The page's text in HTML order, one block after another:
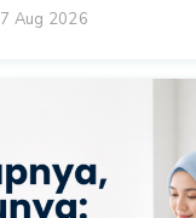
7 Aug 2026